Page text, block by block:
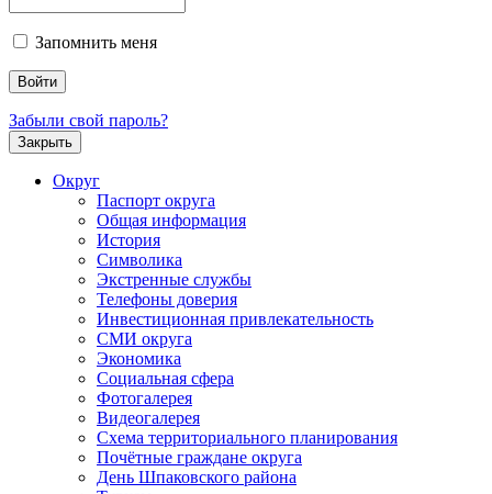
Запомнить меня
Забыли свой пароль?
Закрыть
Округ
Паспорт округа
Общая информация
История
Символика
Экстренные службы
Телефоны доверия
Инвестиционная привлекательность
СМИ округа
Экономика
Социальная сфера
Фотогалерея
Видеогалерея
Схема территориального планирования
Почётные граждане округа
День Шпаковского района